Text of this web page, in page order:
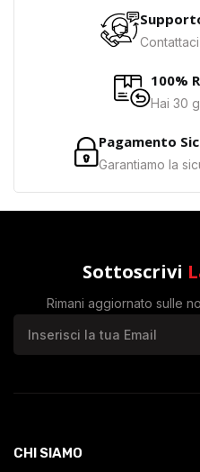
100%
Hai 30
Pagamento
Garantiamo la
Sottoscrivi
Rimani aggiornato sulle
CHI SIAMO